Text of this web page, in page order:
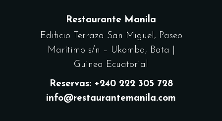
Restaurante Manila
Edificio Terraza San Miguel, Paseo
Marítimo s/n – Ukomba, Bata |
Guinea Ecuatorial
Reservas: +240 222 305 728
info@restaurantemanila.com